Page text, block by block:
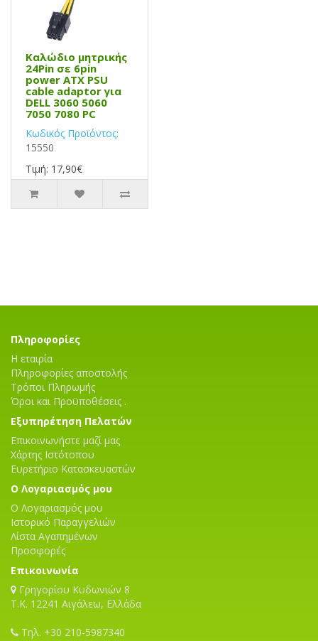
Καλώδιο μητρικής
24Pin σε 6pin
power ATX PSU
cable adaptor για
DELL 3060 5060
7050 7080 PC
Κωδικός Προϊόντος:
15550
Τιμή: 17,90€
Πληροφορίες
Η εταιρία
Πληροφορίες αποστολής
Τρόποι Πληρωμής
Όροι και Προϋποθέσεις .
Εξυπηρέτηση Πελατών
Επικοινωνήστε μαζί μας
Χάρτης Ιστότοπου
Ευρετήριο Κατασκευαστών
Ο Λογαριασμός μου
Ο Λογαριασμός μου
Ιστορικό Παραγγελιών
Λίστα Αγαπημένων
Προσφορές
Επικοινωνία
Γρηγορίου Κυδωνιών 8
T.K. 12241 Αιγάλεω, Ελλάδα
Τηλ. +30 210-5987340